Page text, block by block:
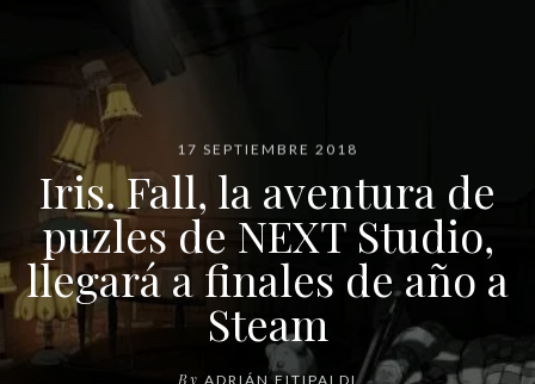
17 SEPTIEMBRE 2018
Iris. Fall, la aventura de
puzles de NEXT Studio,
llegará a finales de año a
Steam
By ADRIÁN FITIPALDI